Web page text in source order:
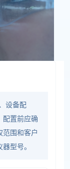
设备配
配置前应确
围和客户
型号。